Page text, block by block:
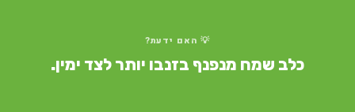
💡 האם ידעת?
כלב שמח מנפנף בזנבו יותר לצד ימין.